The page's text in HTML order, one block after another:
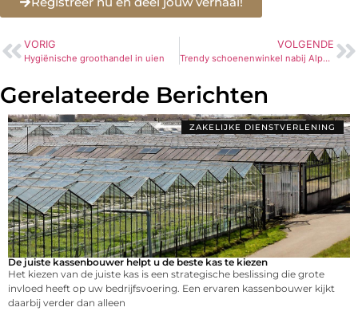
VORIG
Hygiënische groothandel in uien
VOLGENDE
Trendy schoenenwinkel nabij Alphen aan den Rijn
Gerelateerde Berichten
ZAKELIJKE DIENSTVERLENING
De juiste kassenbouwer helpt u de beste kas te kiezen
Het kiezen van de juiste kas is een strategische beslissing die grote
invloed heeft op uw bedrijfsvoering. Een ervaren kassenbouwer kijkt
daarbij verder dan alleen